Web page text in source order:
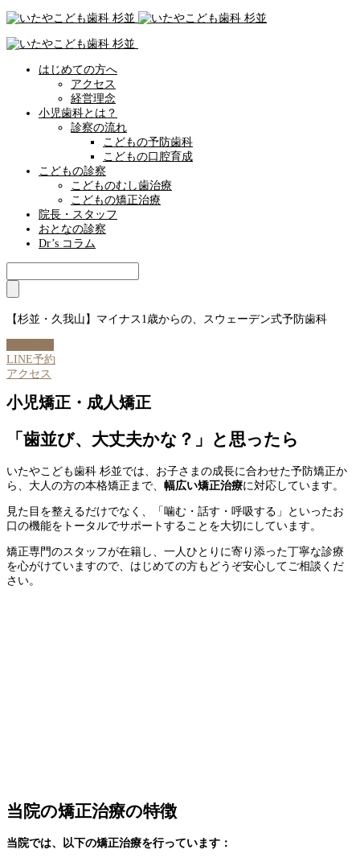
はじめての方へ
アクセス
経営理念
小児歯科とは？
診察の流れ
こどもの予防歯科
こどもの口腔育成
こどもの診察
こどものむし歯治療
こどもの矯正治療
院長・スタッフ
おとなの診察
Dr’s コラム
【杉並・久我山】マイナス1歳からの、スウェーデン式予防歯科
LINE予約
アクセス
小児矯正・成人矯正
「歯並び、大丈夫かな？」と思ったら
いたやこども歯科 杉並では、お子さまの成長に合わせた予防矯正か
ら、大人の方の本格矯正まで、 幅広い矯正治療に対応しています。
見た目を整えるだけでなく、「噛む・話す・呼吸する」といったお
口の機能をトータルでサポートすることを大切にしています。
矯正専門のスタッフが在籍し、一人ひとりに寄り添った丁寧な診療
を心がけていますので、はじめての方もどうぞ安心してご相談くだ
さい。
当院の矯正治療の特徴
当院では、以下の矯正治療を行っています：